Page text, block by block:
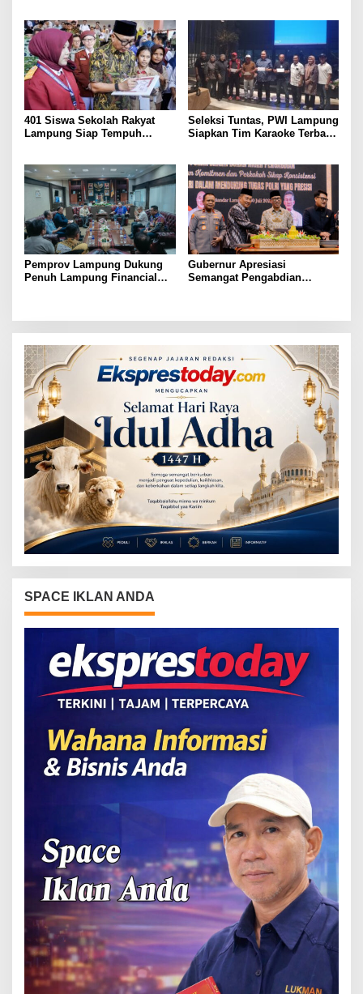
401 Siswa Sekolah Rakyat
Lampung Siap Tempuh
Emas
Seleksi Tuntas, PWI Lampung
Siapkan Tim Karaoke Terbaik
Pemprov Lampung Dukung
Penuh Lampung Financial
Gubernur Apresiasi
Semangat Pengabdian
SPACE IKLAN ANDA